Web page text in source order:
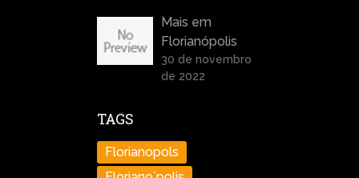
Mais em
Florianópolis
30 de novembro
de 2022
TAGS
Florianopols